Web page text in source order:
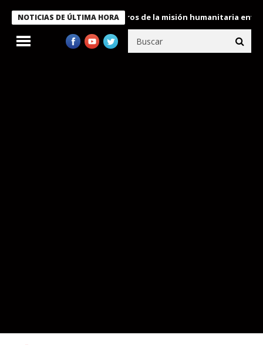
NOTICIAS DE ÚLTIMA HORA
condecora a miembros de la misión humanitaria enviada a